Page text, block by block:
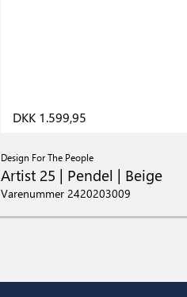
DKK 1.599,95
Design For The People
Artist 25 | Pendel | Beige
Varenummer 2420203009